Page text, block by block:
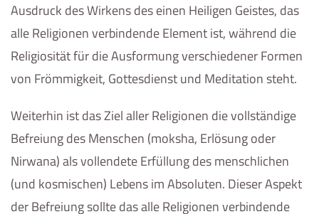
Ausdruck des Wirkens des einen Heiligen Geistes, das
alle Religionen verbindende Element ist, während die
Religiosität für die Ausformung verschiedener Formen
von Frömmigkeit, Gottesdienst und Meditation steht.
Weiterhin ist das Ziel aller Religionen die vollständige
Befreiung des Menschen (moksha, Erlösung oder
Nirwana) als vollendete Erfüllung des menschlichen
(und kosmischen) Lebens im Absoluten. Dieser Aspekt
der Befreiung sollte das alle Religionen verbindende